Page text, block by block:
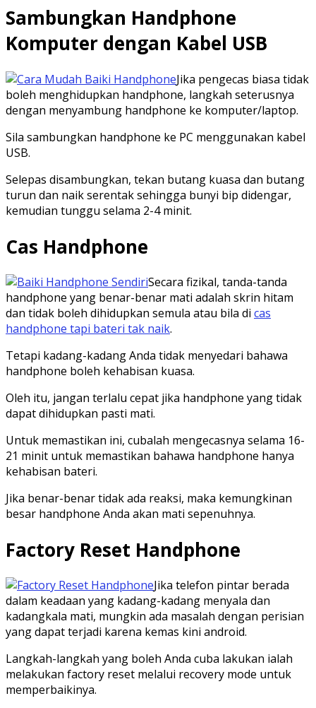
Sambungkan Handphone
Komputer dengan Kabel USB
Jika pengecas biasa tidak
boleh menghidupkan handphone, langkah seterusnya
dengan menyambung handphone ke komputer/laptop.
Sila sambungkan handphone ke PC menggunakan kabel
USB.
Selepas disambungkan, tekan butang kuasa dan butang
turun dan naik serentak sehingga bunyi bip didengar,
kemudian tunggu selama 2-4 minit.
Cas Handphone
Secara fizikal, tanda-tanda
handphone yang benar-benar mati adalah skrin hitam
dan tidak boleh dihidupkan semula atau bila di cas
handphone tapi bateri tak naik.
Tetapi kadang-kadang Anda tidak menyedari bahawa
handphone boleh kehabisan kuasa.
Oleh itu, jangan terlalu cepat jika handphone yang tidak
dapat dihidupkan pasti mati.
Untuk memastikan ini, cubalah mengecasnya selama 16-
21 minit untuk memastikan bahawa handphone hanya
kehabisan bateri.
Jika benar-benar tidak ada reaksi, maka kemungkinan
besar handphone Anda akan mati sepenuhnya.
Factory Reset Handphone
Jika telefon pintar berada
dalam keadaan yang kadang-kadang menyala dan
kadangkala mati, mungkin ada masalah dengan perisian
yang dapat terjadi karena kemas kini android.
Langkah-langkah yang boleh Anda cuba lakukan ialah
melakukan factory reset melalui recovery mode untuk
memperbaikinya.